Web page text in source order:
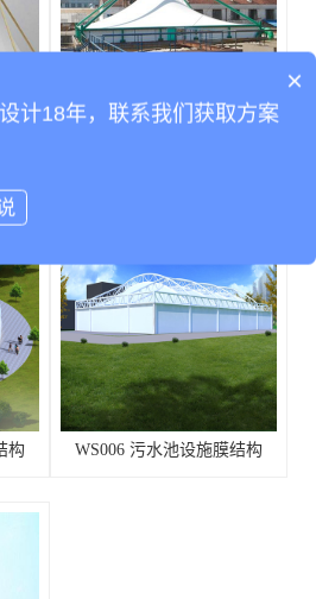
构 WS006 污水池设施膜结构
×
计18年，联系我们获取方案